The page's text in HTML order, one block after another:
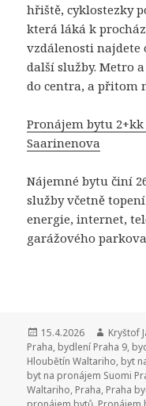
hřiště, cyklostezky
která láká k
vzdálenosti najdete
další služby. Metro
do centra, a přitom
Pronájem bytu 2+kk
Saarinenova
Nájemné bytu činí
služby včetně topení
energie, internet,
garážového
Publikováno:
15.4.2026 Autor:
Kryštof
Praha, bydlení Praha 9,
Hloubětín Waltariho, byt
byt na pronájem Suomi
Waltariho, Praha, Praha